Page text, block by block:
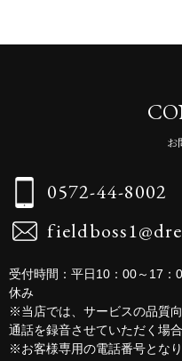
お
0572-44-8002
受付時間：平日10：00～17
休み
※当店では、サービスの品質
通話を録音させていただく場
※お客様専用の電話番号とな